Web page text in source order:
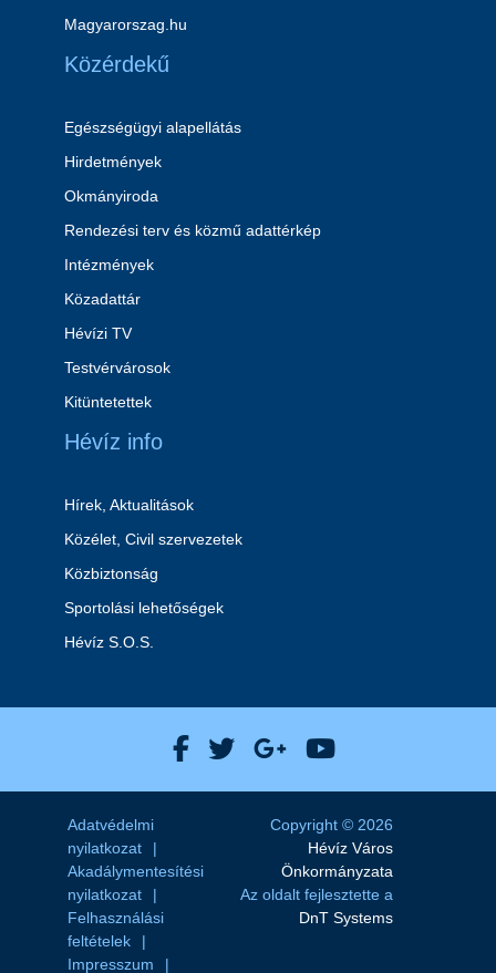
Magyarorszag.hu
Közérdekű
Egészségügyi alapellátás
Hirdetmények
Okmányiroda
Rendezési terv és közmű adattérkép
Intézmények
Közadattár
Hévízi TV
Testvérvárosok
Kitüntetettek
Hévíz info
Hírek, Aktualitások
Közélet, Civil szervezetek
Közbiztonság
Sportolási lehetőségek
Hévíz S.O.S.
Hévíz Város Facebook
Hévíz Város X
Hévíz Város
Hévíz Város
Adatvédelmi
nyilatkozat
Akadálymentesítési
nyilatkozat
Felhasználási
feltételek
Impresszum
Copyright © 2026
Hévíz Város
Önkormányzata
Az oldalt fejlesztette a
DnT Systems